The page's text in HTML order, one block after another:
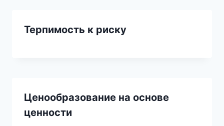
Терпимость к риску
Ценообразование на основе
ценности